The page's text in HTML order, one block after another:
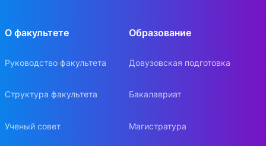
О факультете
Руководство факультета
Структура факультета
Ученый совет
Образование
Довузовская подготовка
Бакалавриат
Магистратура